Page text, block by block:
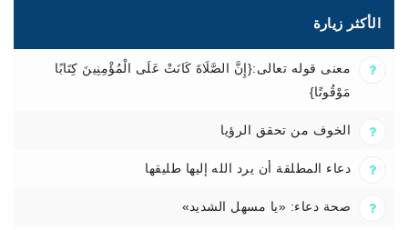
الأكثر زيارة
معنى قوله تعالى:{إِنَّ الصَّلَاةَ كَانَتْ عَلَى الْمُؤْمِنِينَ كِتَابًا
مَوْقُوتًا}
الخوف من تحقق الرؤيا
دعاء المطلقة أن يرد الله إليها طليقها
صحة دعاء: «يا مسهل الشديد»